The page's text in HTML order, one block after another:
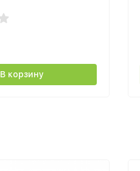
В корзину